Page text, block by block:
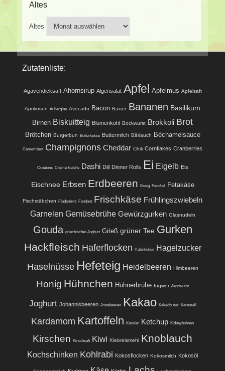
Altes
Altes
Zutatenliste:
Agavendicksaft Ahornsirup Algensalat Apfel Apfelmus Apfelsaft
Aprikosen Aubergine Avocado Bacon Baiser Bananen Basilikum
Birnen Biskuitteig Blumenkohl Bockwurst Brokkoli Brot
Brötchen Burgerbun Butterkekse Buttermilch Bärlauch Béchamelsauce
Camembert Champignons Cheddar Chili Cornflakes Cranberries
Croûtons Crème fraîche Dashi Dill Dinner Rolls Ei Eigelb Eis
Eischnee Erbsen Erdbeeren Essig Fenchel Fetakäse
Fischstäbchen Fladenbrot Fondant Frischkäse Frühlingszwiebeln
Garnelen Gemüsebrühe Gewürzgurken Glasnudeln
Gouda griechischer Joghurt Grieß grüner Tee Gurken
Hackfleisch Haferflocken Haferkekse Hagelzucker
Haselnüsse Hefeteig Heidelbeeren Himbeeren
Honig Hühnchen Hühnerbrühe Ingwer Jagdwurst
Joghurt Johannisbeeren Jostabeeren Kakao Kakaobutter Karamell
Kardamom Kartoffeln Kassler Ketchup Kidneybohnen
Kirschen Kirschsaft Kiwi Klebreismehl Knoblauch
Kochschinken Kohlrabi Kokosflocken Kokosmilch Kokosöl